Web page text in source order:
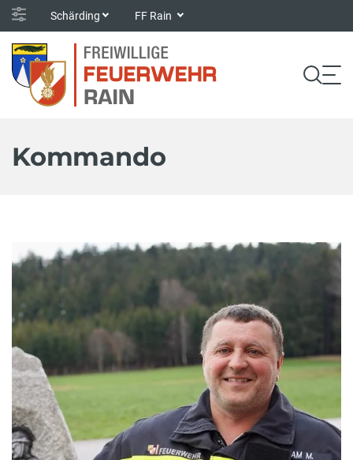
Schärding FF Rain
Kommando